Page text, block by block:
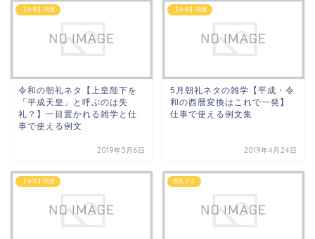
【令和】関連
令和の朝礼ネタ【上皇陛下を
「平成天皇」と呼ぶのは失
礼？】一目置かれる雑学と仕
事で使える例文
2019年5月6日
【令和】関連
5月朝礼ネタの雑学【平成・令
和の西暦変換はこれで一発】
仕事で使える例文集
2019年4月24日
【令和】関連 朝礼ネタ